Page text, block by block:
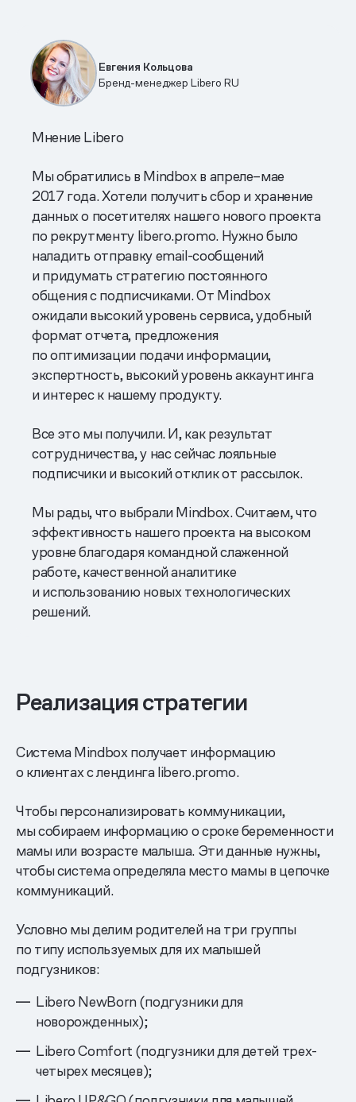
Евгения Кольцова
Бренд-менеджер Libero RU
Мнение Libero
Мы обратились в Mindbox в апреле–мае
2017 года. Хотели получить сбор и хранение
данных о посетителях нашего нового проекта
по рекрутменту libero.promo. Нужно было
наладить отправку email-сообщений
и придумать стратегию постоянного
общения с подписчиками. От Mindbox
ожидали высокий уровень сервиса, удобный
формат отчета, предложения
по оптимизации подачи информации,
экспертность, высокий уровень аккаунтинга
и интерес к нашему продукту.
Все это мы получили. И, как результат
сотрудничества, у нас сейчас лояльные
подписчики и высокий отклик от рассылок.
Мы рады, что выбрали Mindbox. Считаем, что
эффективность нашего проекта на высоком
уровне благодаря командной слаженной
работе, качественной аналитике
и использованию новых технологических
решений.
Реализация стратегии
Система Mindbox получает информацию
о клиентах с лендинга libero.promo.
Чтобы персонализировать коммуникации,
мы собираем информацию о сроке беременности
мамы или возрасте малыша. Эти данные нужны,
чтобы система определяла место мамы в цепочке
коммуникаций.
Условно мы делим родителей на три группы
по типу используемых для их малышей
подгузников:
Libero NewBorn (подгузники для
новорожденных);
Libero Comfort (подгузники для детей трех-
четырех месяцев);